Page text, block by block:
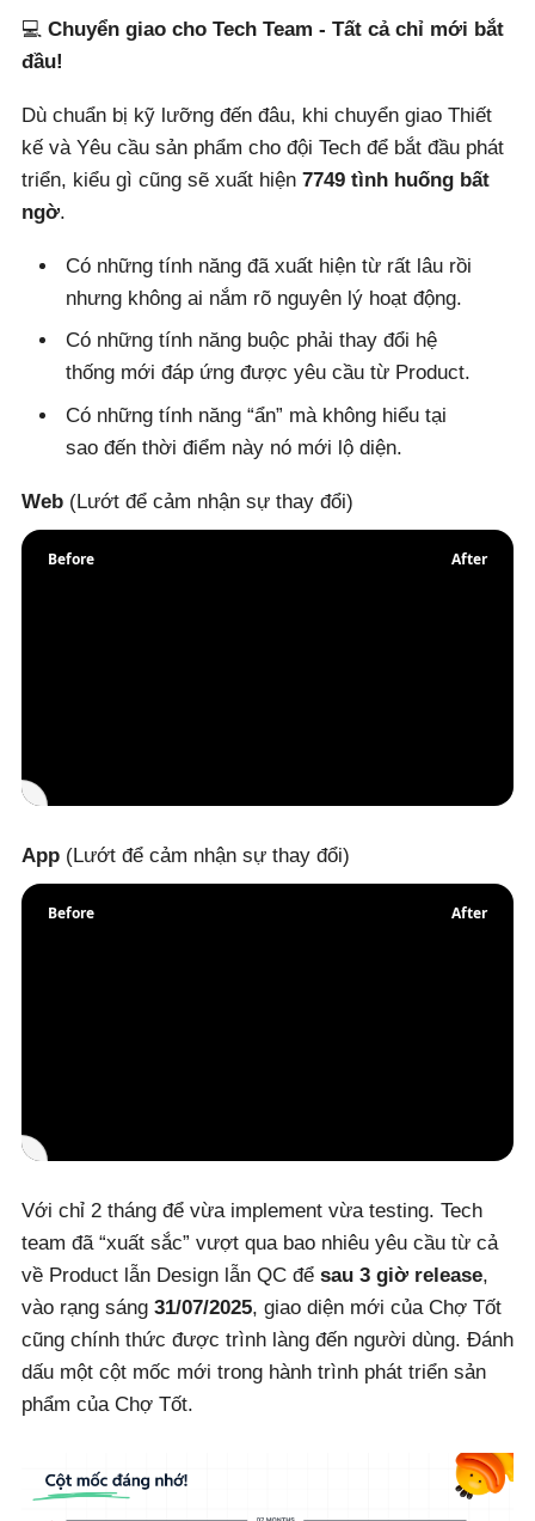
💻Chuyển giao cho Tech Team - Tất cả chỉ mới bắt
đầu!
Dù chuẩn bị kỹ lưỡng đến đâu, khi chuyển giao Thiết
kế và Yêu cầu sản phẩm cho đội Tech để bắt đầu phát
triển, kiểu gì cũng sẽ xuất hiện 7749 tình huống bất
ngờ.
Có những tính năng đã xuất hiện từ rất lâu rồi
nhưng không ai nắm rõ nguyên lý hoạt động.
Có những tính năng buộc phải thay đổi hệ
thống mới đáp ứng được yêu cầu từ Product.
Có những tính năng “ẩn” mà không hiểu tại
sao đến thời điểm này nó mới lộ diện.
Web (Lướt để cảm nhận sự thay đổi)
Before After
App(Lướt để cảm nhận sự thay đổi)
Before After
Với chỉ 2 tháng để vừa implement vừa testing. Tech
team đã “xuất sắc” vượt qua bao nhiêu yêu cầu từ cả
về Product lẫn Design lẫn QC để sau 3 giờ release,
vào rạng sáng 31/07/2025, giao diện mới của Chợ Tốt
cũng chính thức được trình làng đến người dùng. Đánh
dấu một cột mốc mới trong hành trình phát triển sản
phẩm của Chợ Tốt.